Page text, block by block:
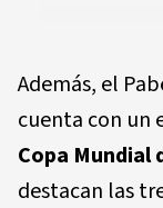
Además, el
cuenta con un
Copa Mundial
destacan las